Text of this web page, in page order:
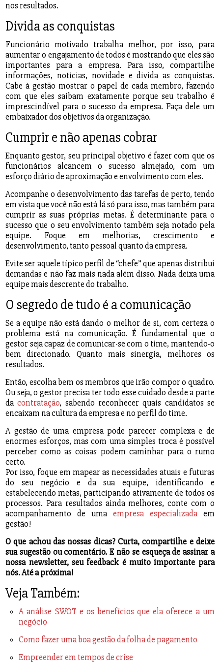
nos resultados.
Divida as conquistas
Funcionário motivado trabalha melhor, por isso, para
aumentar o engajamento de todos é mostrando que eles são
importantes para a empresa. Para isso, compartilhe
informações, notícias, novidade e divida as conquistas.
Cabe à gestão mostrar o papel de cada membro, fazendo
com que eles saibam exatamente porque seu trabalho é
imprescindível para o sucesso da empresa. Faça dele um
embaixador dos objetivos da organização.
Cumprir e não apenas cobrar
Enquanto gestor, seu principal objetivo é fazer com que os
funcionários alcancem o sucesso almejado, com um
esforço diário de aproximação e envolvimento com eles.
Acompanhe o desenvolvimento das tarefas de perto, tendo
em vista que você não está lá só para isso, mas também para
cumprir as suas próprias metas. É determinante para o
sucesso que o seu envolvimento também seja notado pela
equipe. Foque em melhorias, crescimento e
desenvolvimento, tanto pessoal quanto da empresa.
Evite ser aquele típico perfil de “chefe” que apenas distribui
demandas e não faz mais nada além disso. Nada deixa uma
equipe mais descrente do trabalho.
O segredo de tudo é a comunicação
Se a equipe não está dando o melhor de si, com certeza o
problema está na comunicação. É fundamental que o
gestor seja capaz de comunicar-se com o time, mantendo-o
bem direcionado. Quanto mais sinergia, melhores os
resultados.
Então, escolha bem os membros que irão compor o quadro.
Ou seja, o gestor precisa ter todo esse cuidado desde a parte
dacontratação, sabendo reconhecer quais candidatos se
encaixam na cultura da empresa e no perfil do time.
A gestão de uma empresa pode parecer complexa e de
enormes esforços, mas com uma simples troca é possível
perceber como as coisas podem caminhar para o rumo
certo.
Por isso, foque em mapear as necessidades atuais e futuras
do seu negócio e da sua equipe, identificando e
estabelecendo metas, participando ativamente de todos os
processos. Para resultados ainda melhores, conte com o
acompanhamento de uma empresa especializadaem
gestão!
O que achou das nossas dicas? Curta, compartilhe e deixe
sua sugestão ou comentário. E não se esqueça de assinar a
nossa newsletter, seu feedback é muito importante para
nós. Até a próxima!
Veja Também:
A análise SWOT e os benefícios que ela oferece a um
negócio
Como fazer uma boa gestão da folha de pagamento
Empreender em tempos de crise